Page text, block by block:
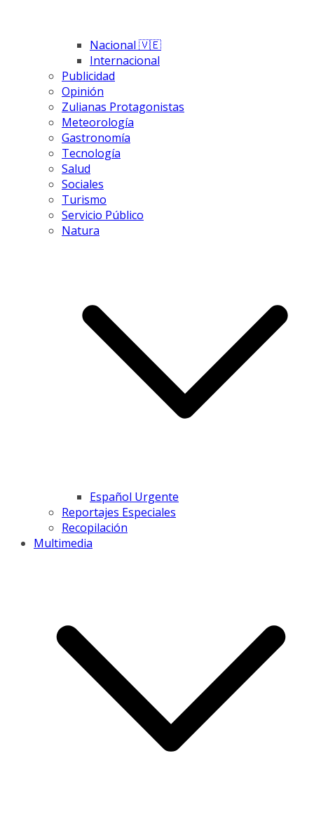
Nacional 🇻🇪
Internacional
Publicidad
Opinión
Zulianas Protagonistas
Meteorología
Gastronomía
Tecnología
Salud
Sociales
Turismo
Servicio Público
Natura
Español Urgente
Reportajes Especiales
Recopilación
Multimedia